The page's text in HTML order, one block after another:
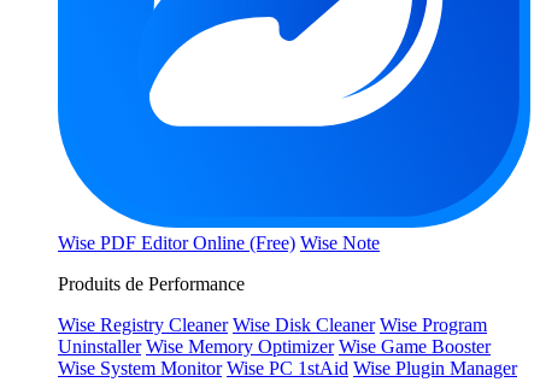
Wise PDF Editor Online (Free) Wise Note
Produits de Performance
Wise Registry Cleaner Wise Disk Cleaner Wise Program
Uninstaller Wise Memory Optimizer Wise Game Booster
Wise System Monitor Wise PC 1stAid Wise Plugin Manager